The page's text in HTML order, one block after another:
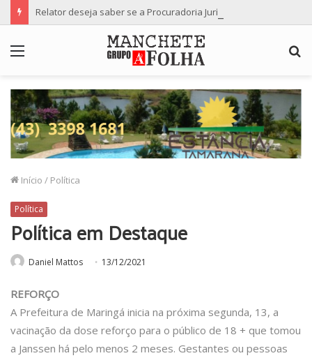
Início / Política
Política
Política em Destaque
Daniel Mattos 13/12/2021
REFORÇO
A Prefeitura de Maringá inicia na próxima segunda, 13, a
vacinação da dose reforço para o público de 18 + que tomou
a Janssen há pelo menos 2 meses. Gestantes ou pessoas